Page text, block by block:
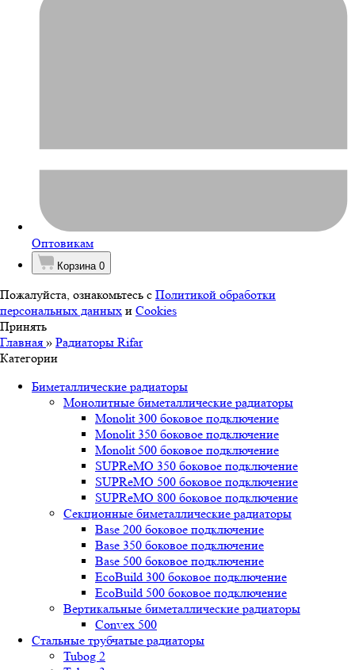
Оптовикам
Корзина 0
Пожалуйста, ознакомьтесь с Политикой обработки
персональных данных и Cookies
Принять
Главная » Радиаторы Rifar
Категории
Биметаллические радиаторы
Монолитные биметаллические радиаторы
Mоnоlit 300 боковое подключение
Mоnоlit 350 боковое подключение
Mоnоlit 500 боковое подключение
SUРRеMО 350 боковое подключение
SUРRеMО 500 боковое подключение
SUРRеMО 800 боковое подключение
Секционные биметаллические радиаторы
Base 200 боковое подключение
Base 350 боковое подключение
Base 500 боковое подключение
EcoBuild 300 боковое подключение
EcoBuild 500 боковое подключение
Вертикальные биметаллические радиаторы
Convex 500
Стальные трубчатые радиаторы
Tubog 2